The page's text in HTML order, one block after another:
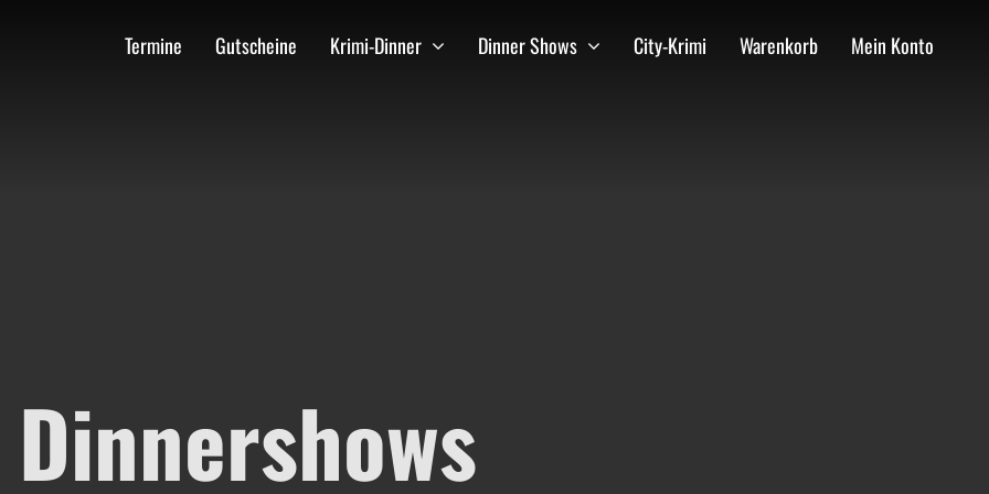
Termine Gutscheine Krimi-Dinner Dinner Shows City-Krimi Warenkorb Mein Konto
Dinnershows